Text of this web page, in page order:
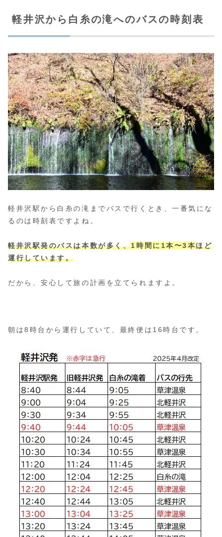
軽井沢から白糸の滝へのバスの時刻表
軽井沢駅から白糸の滝までバスで行くとき、一番気にな
るのは時刻表ですよね。
軽井沢駅発のバスは本数が多く、1時間に1本〜3本ほど
運行しています。
だから、安心して旅の計画を立てられますよ。
朝は8時台から運行していて、最終便は16時台です。